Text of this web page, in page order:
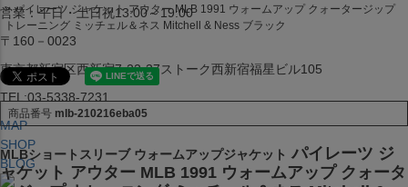
営業：平日・土日祝13:00～19:00
〒160－0023
東京都新宿区西新宿7-22-37ストーク西新宿福星ビル105
TEL:03-5338-7231
MAP
SHOP
BLOG
パイレーツ ジャケット アウター MLB 1991 ウォームアップ クォータージップ
トレーニング ミッチェル＆ネス Mitchell & Ness ブラック
商品番号 mlb-210216eba05
MLBショートスリーブ ウォームアップジャケット パイレーツ ジ
ャケット アウター MLB 1991 ウォームアップ クォータ